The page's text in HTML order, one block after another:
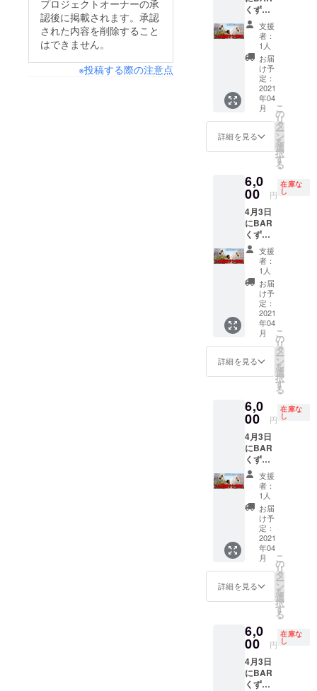
プロジェクトオーナーの承
認後に掲載されます。承認
された内容を削除すること
はできません。
※投稿する際の注意点
りしま
す。ご
来店時
に画面
を確認
致しま
す。 ※
当日の
ドリン
ク代は
チケッ
トに含
べ物の
持ち込
です
サシ飲
みをす
る企画
です) 当
日5分前
にお店
に来て
頂いて2
時間
みっち
り飲み
ながら
※受け渡
し方
法：
メール
でお送
りしま
す。ご
来店時
に画面
を確認
致しま
す。 ※
当日の
ドリン
ク代は
チケッ
トに含
べ物の
持ち込
です
くずの
巣窟で
開催さ
れる
オープ
ンイベ
ント24
時間サ
シ飲み
6:00〜
8:00枠
です。
(すずき
やが2時
間おき
に人を
かえて
24時間
サシ飲
みをす
る企画
です) 当
日5分前
にお店
に来て
頂いて2
時間
みっち
り飲み
ながら
※受け渡
し方
法：
メール
でお送
りしま
す。ご
来店時
に画面
を確認
致しま
す。 ※
当日の
ドリン
ク代は
チケッ
トに含
べ物の
持ち込
です
支援
者：
1人
お届
け予
定：
2021
年04
月
詳細を見る
こ
の
リ
タ
ー
ン
を
選
択
す
る
6,0
00 円
在庫な
し
4月3日
にBAR
くずの
巣窟で
開催さ
れる
オープ
ンイベ
ント24
時間サ
シ飲み
8:00〜
10:00枠
です。
(すずき
やが2時
間おき
に人を
かえて
24時間
サシ飲
みをす
る企画
です) 当
日5分前
にお店
に来て
頂いて2
時間
みっち
り飲み
ながら
※受け渡
し方
法：
メール
でお送
りしま
支援
者：
1人
お届
け予
定：
2021
年04
月
詳細を見る
こ
の
リ
タ
ー
ン
を
選
択
す
る
6,0
00 円
在庫な
し
4月3日
にBAR
くずの
巣窟で
開催さ
れる
オープ
ンイベ
ント24
時間サ
シ飲み
10:00〜
12:00枠
です。
(すずき
やが2時
間おき
に人を
かえて
24時間
サシ飲
支援
者：
1人
お届
け予
定：
2021
年04
月
詳細を見る
こ
の
リ
タ
ー
ン
を
選
択
す
る
6,0
00 円
在庫な
し
4月3日
にBAR
くずの